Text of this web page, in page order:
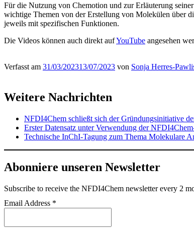
Für die Nutzung von Chemotion und zur Erläuterung
wichtige Themen von der Erstellung von Molekülen über
jeweils mit spezifischen Funktionen.
Die Videos können auch direkt aufYouTube angesehen
Verfasst am 31/03/202313/07/2023 von Sonja Herres-
Weitere Nachrichten
NFDI4Chem schließt sich der Gründungsinitiative
Erster Datensatz unter Verwendung der
Technische InChI-Tagung zum Thema Molekulare
Abonniere unseren Newsletter
Subscribe to receive the NFDI4Chem newsletter every 2
Email Address *